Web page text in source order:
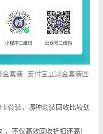
金套装
支付宝立减金套装回
套装，哪种套装回收比较划
，不仅高效回收折扣还高！